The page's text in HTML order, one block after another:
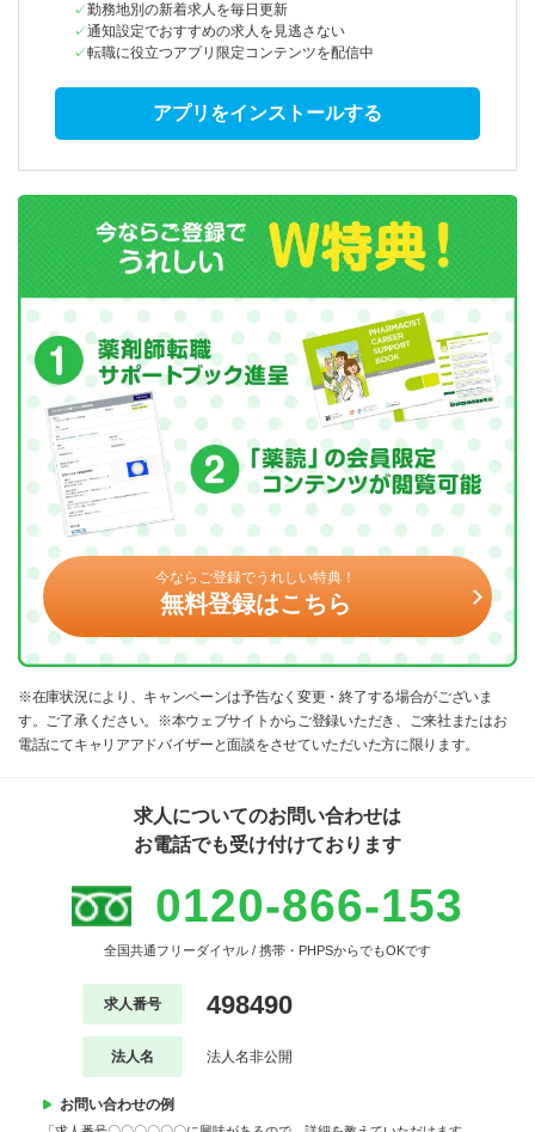
勤務地別の新着求人を毎日更新
通知設定でおすすめの求人を見逃さない
転職に役立つアプリ限定コンテンツを配信中
アプリをインストールする
今ならご登録でうれしい特典！
無料登録はこちら
※在庫状況により、キャンペーンは予告なく変更・終了する場合がございま
す。ご了承ください。※本ウェブサイトからご登録いただき、ご来社またはお
電話にてキャリアアドバイザーと面談をさせていただいた方に限ります。
求人についてのお問い合わせは
お電話でも受け付けております
0120-866-153
全国共通フリーダイヤル / 携帯・PHPSからでもOKです
求人番号 498490
法人名 法人名非公開
お問い合わせの例